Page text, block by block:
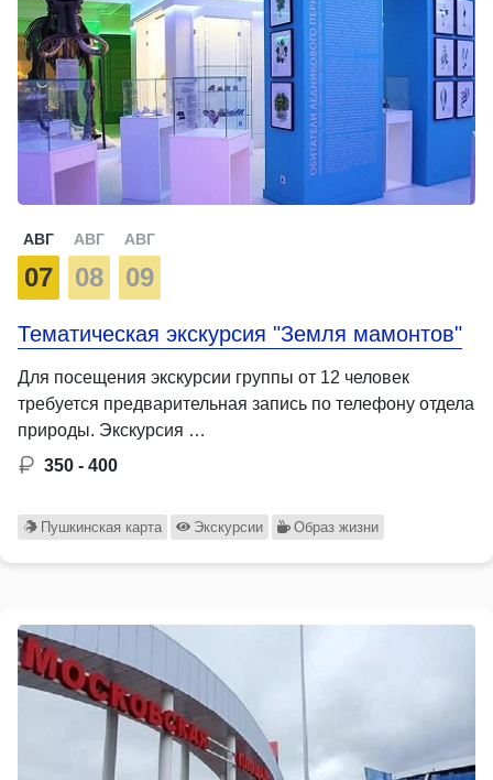
АВГ
07
АВГ
08
АВГ
09
Тематическая экскурсия "Земля мамонтов"
Для посещения экскурсии группы от 12 человек
требуется предварительная запись по телефону отдела
природы. Экскурсия …
350 - 400
Пушкинская карта Экскурсии Образ жизни